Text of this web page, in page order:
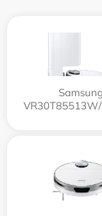
Samsung